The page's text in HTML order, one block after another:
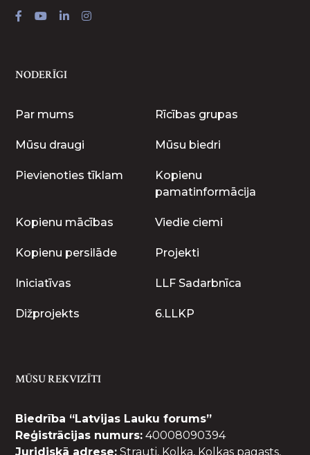
NODERĪGI
Par mums Rīcības grupas
Mūsu draugi Mūsu biedri
Pievienoties tīklam
Kopienu
pamatinformācija
Kopienu mācības Viedie ciemi
Kopienu persilāde Projekti
Iniciatīvas LLF Sadarbnīca
Dižprojekts 6.LLKP
MŪSU REKVIZĪTI
Biedrība “Latvijas Lauku forums”
Reģistrācijas numurs: 40008090394
Juridiskā adrese: Strauti, Kolka, Kolkas pagasts,